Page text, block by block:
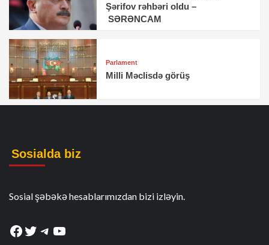
Şərifov rəhbəri oldu –
SƏRƏNCAM
Parlament
Milli Məclisdə görüş
Sosialda biz
Sosial şəbəkə hesablarımızdan bizi izləyin.
Facebook
Twitter
Telegram
YouTube